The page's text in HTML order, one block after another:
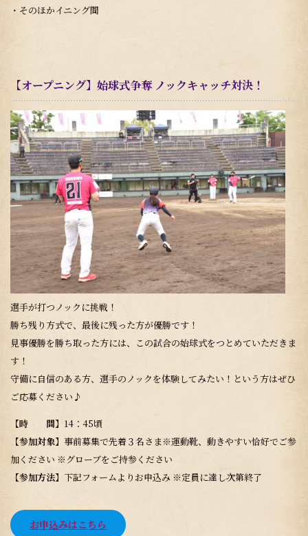
・そのほかイニング間
【オープニング】始球式争奪 ノックキャッチ対決！
選手が打つノックに挑戦！
勝ち残り方式で、最後に残った方が優勝です！
見事優勝を勝ち取った方には、この試合の始球式をつとめていただきま
す！
守備に自信のある方、選手のノックを体験してみたい！という方はぜひ
ご応募ください♪
【時 間】 14：45頃
【参加対象】 事前募集で先着３名さま※運動靴、動きやすい恰好でご参
加ください ※グローブをご持参ください
【参加方法】 下記フォームよりお申込み ※定員に達し次第終了
お申込みはこちら